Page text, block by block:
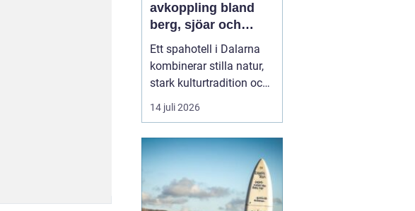
avkoppling bland
berg, sjöar och
historia
Ett spahotell i Dalarna
kombinerar stilla natur,
stark kulturtradition och
omtänksam service.
Många som reser hit
varmt bad. De vill andas
ut, sova gott, äta
vällagad mat och
samtidigt känna en
14 juli 2026